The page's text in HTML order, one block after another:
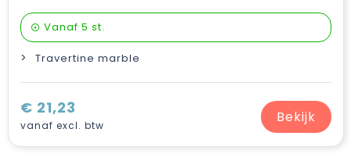
Vanaf 5 st.
Travertine marble
€ 21,23
vanaf excl. btw Bekijk